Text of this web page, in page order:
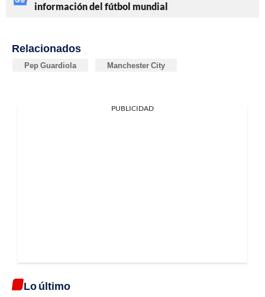
información del fútbol mundial
Relacionados
Pep Guardiola Manchester City
PUBLICIDAD
Lo último